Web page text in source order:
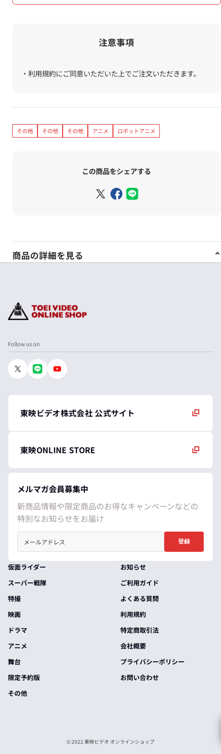
注意事項
・利用規約にご同意いただいた上でご注文いただきます。
その他 その他 その他 アニメ ロボットアニメ
この商品をシェアする
商品の詳細を見る
Follow us on
東映ビデオ株式会社 公式サイト
東映ONLINE STORE
メルマガ会員募集中
新商品情報や限定商品のお得なキャンペーンなどの
特別なお知らせをお届け
登録
仮面ライダー
スーパー戦隊
特撮
映画
ドラマ
アニメ
舞台
限定予約版
その他
お知らせ
ご利用ガイド
よくある質問
利用規約
特定商取引法
会社概要
プライバシーポリシー
お問い合わせ
© 2022 東映ビデオ オンラインショップ